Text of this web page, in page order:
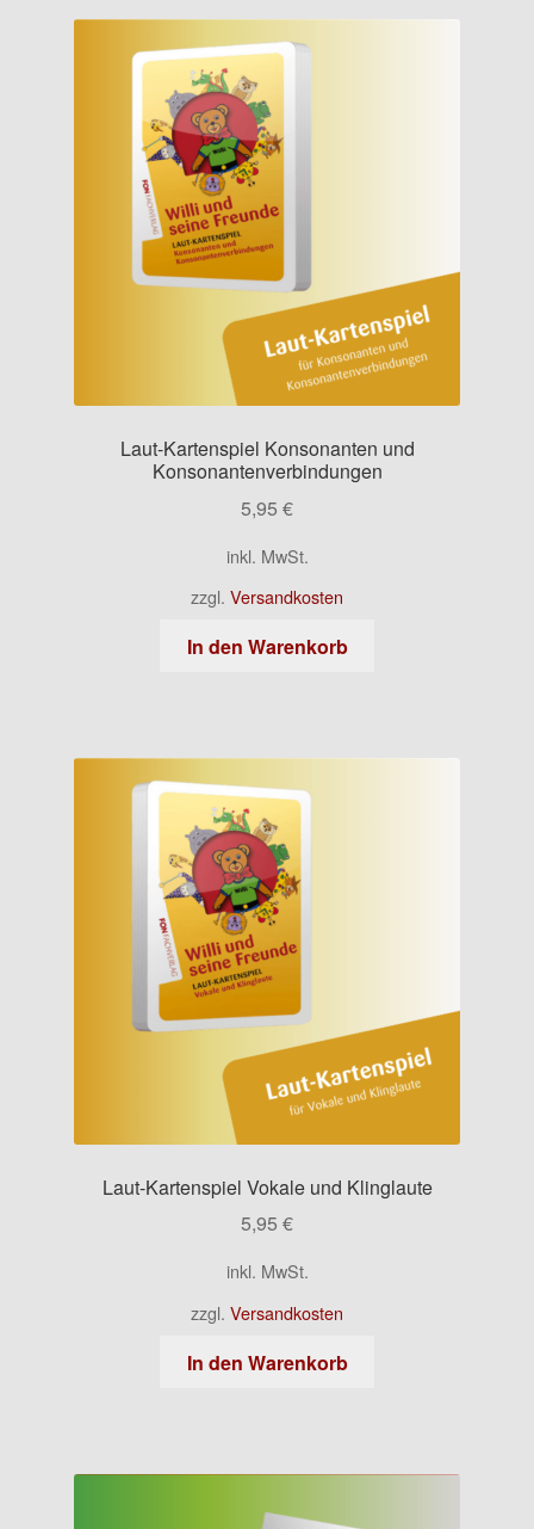
Kontakt
Laut-Kartenspiel Konsonanten und
Konsonantenverbindungen
5,95 €
inkl. MwSt.
zzgl. Versandkosten
In den Warenkorb
Laut-Kartenspiel Vokale und Klinglaute
5,95 €
inkl. MwSt.
zzgl. Versandkosten
In den Warenkorb